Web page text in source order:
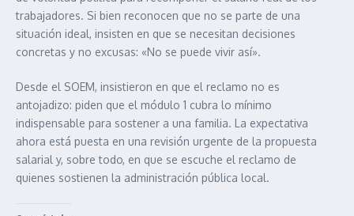
trabajadores. Si bien reconocen que no se parte de una
situación ideal, insisten en que se necesitan decisiones
concretas y no excusas: «No se puede vivir así».
Desde el SOEM, insistieron en que el reclamo no es
antojadizo: piden que el módulo 1 cubra lo mínimo
indispensable para sostener a una familia. La expectativa
ahora está puesta en una revisión urgente de la propuesta
salarial y, sobre todo, en que se escuche el reclamo de
quienes sostienen la administración pública local.